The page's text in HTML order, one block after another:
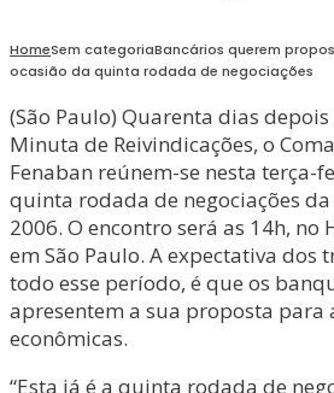
HomeSem categoriaBancários querem
ocasião da quinta rodada de negociações
(São Paulo) Quarenta dias
Minuta de Reivindicações, o
Fenaban reúnem-se nesta terça-
quinta rodada de negociações
2006. O encontro será as 14h, no
em São Paulo. A expectativa dos
todo esse período, é que os
apresentem a sua proposta para
econômicas.
“Esta já é a quinta rodada de